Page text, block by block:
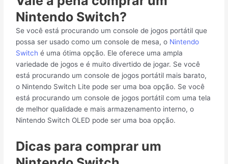
Nintendo Switch?
Se você está procurando um console de jogos portátil que
possa ser usado como um console de mesa, o Nintendo
Switch é uma ótima opção. Ele oferece uma ampla
variedade de jogos e é muito divertido de jogar. Se você
está procurando um console de jogos portátil mais barato,
o Nintendo Switch Lite pode ser uma boa opção. Se você
está procurando um console de jogos portátil com uma tela
de melhor qualidade e mais armazenamento interno, o
Nintendo Switch OLED pode ser uma boa opção.
Dicas para comprar um